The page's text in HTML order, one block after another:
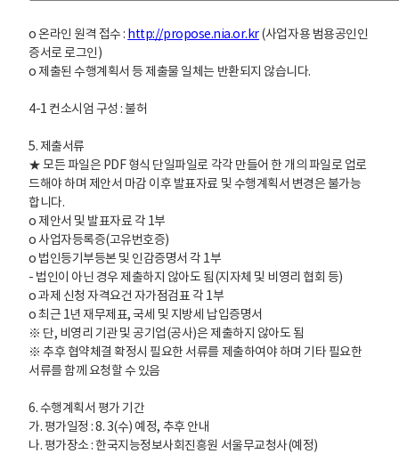
o 온라인 원격 접수 : http://propose.nia.or.kr(사업자용 범용공인인
증서로 로그인)
o 제출된 수행계획서 등 제출물 일체는 반환되지 않습니다.
4-1 컨소시엄 구성 : 불허
5. 제출서류
★ 모든 파일은 PDF 형식 단일파일로 각각 만들어 한 개의 파일로 업로
드해야 하며 제안서 마감 이후 발표자료 및 수행계획서 변경은 불가능
합니다.
o 제안서 및 발표자료 각 1부
o 사업자등록증(고유번호증)
o 법인등기부등본 및 인감증명서 각 1부
- 법인이 아닌 경우 제출하지 않아도 됨(지자체 및 비영리 협회 등)
o 과제 신청 자격요건 자가점검표 각 1부
o 최근 1년 재무제표, 국세 및 지방세 납입증명서
※ 단, 비영리 기관 및 공기업(공사)은 제출하지 않아도 됨
※ 추후 협약체결 확정시 필요한 서류를 제출하여야 하며 기타 필요한
서류를 함께 요청할 수 있음
6. 수행계획서 평가 기간
가. 평가일정 : 8. 3(수) 예정, 추후 안내
나. 평가장소 : 한국지능정보사회진흥원 서울무교청사(예정)